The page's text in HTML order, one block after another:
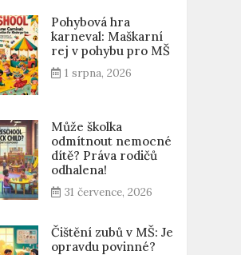
Pohybová hra
karneval: Maškarní
rej v pohybu pro MŠ
1 srpna, 2026
Může školka
odmítnout nemocné
dítě? Práva rodičů
odhalena!
31 července, 2026
Čištění zubů v MŠ: Je
opravdu povinné?